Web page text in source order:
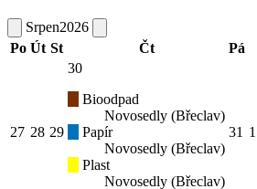
Srpen2026
Po Út St Čt Pá
27 28 29
30
Bioodpad
Novosedly (Břeclav)
Papír
Novosedly (Břeclav)
Plast
Novosedly (Břeclav)
31 1